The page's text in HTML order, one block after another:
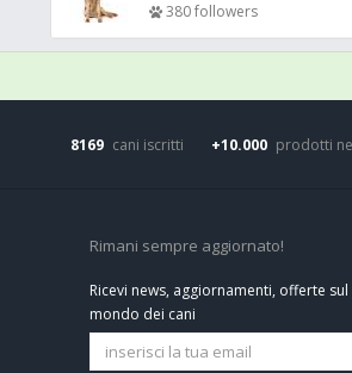
380 followers
8169 cani iscritti +10.000 prodotti
Rimani sempre aggiornato!
Ricevi news, aggiornamenti, offerte sul
mondo dei cani